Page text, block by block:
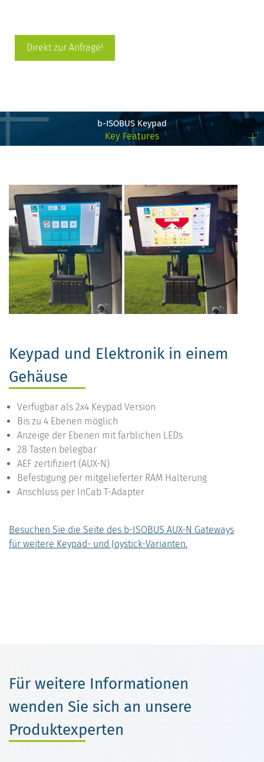
Direkt zur Anfrage!
b-ISOBUS Keypad
Key Features
Keypad und Elektronik in einem
Gehäuse
Verfügbar als 2x4 Keypad Version
Bis zu 4 Ebenen möglich
Anzeige der Ebenen mit farblichen LEDs
28 Tasten belegbar
AEF zertifiziert (AUX-N)
Befestigung per mitgelieferter RAM Halterung
Anschluss per InCab T-Adapter
Besuchen Sie die Seite des b-ISOBUS AUX-N Gateways
für weitere Keypad- und Joystick-Varianten.
Für weitere Informationen
wenden Sie sich an unsere
Produktexperten